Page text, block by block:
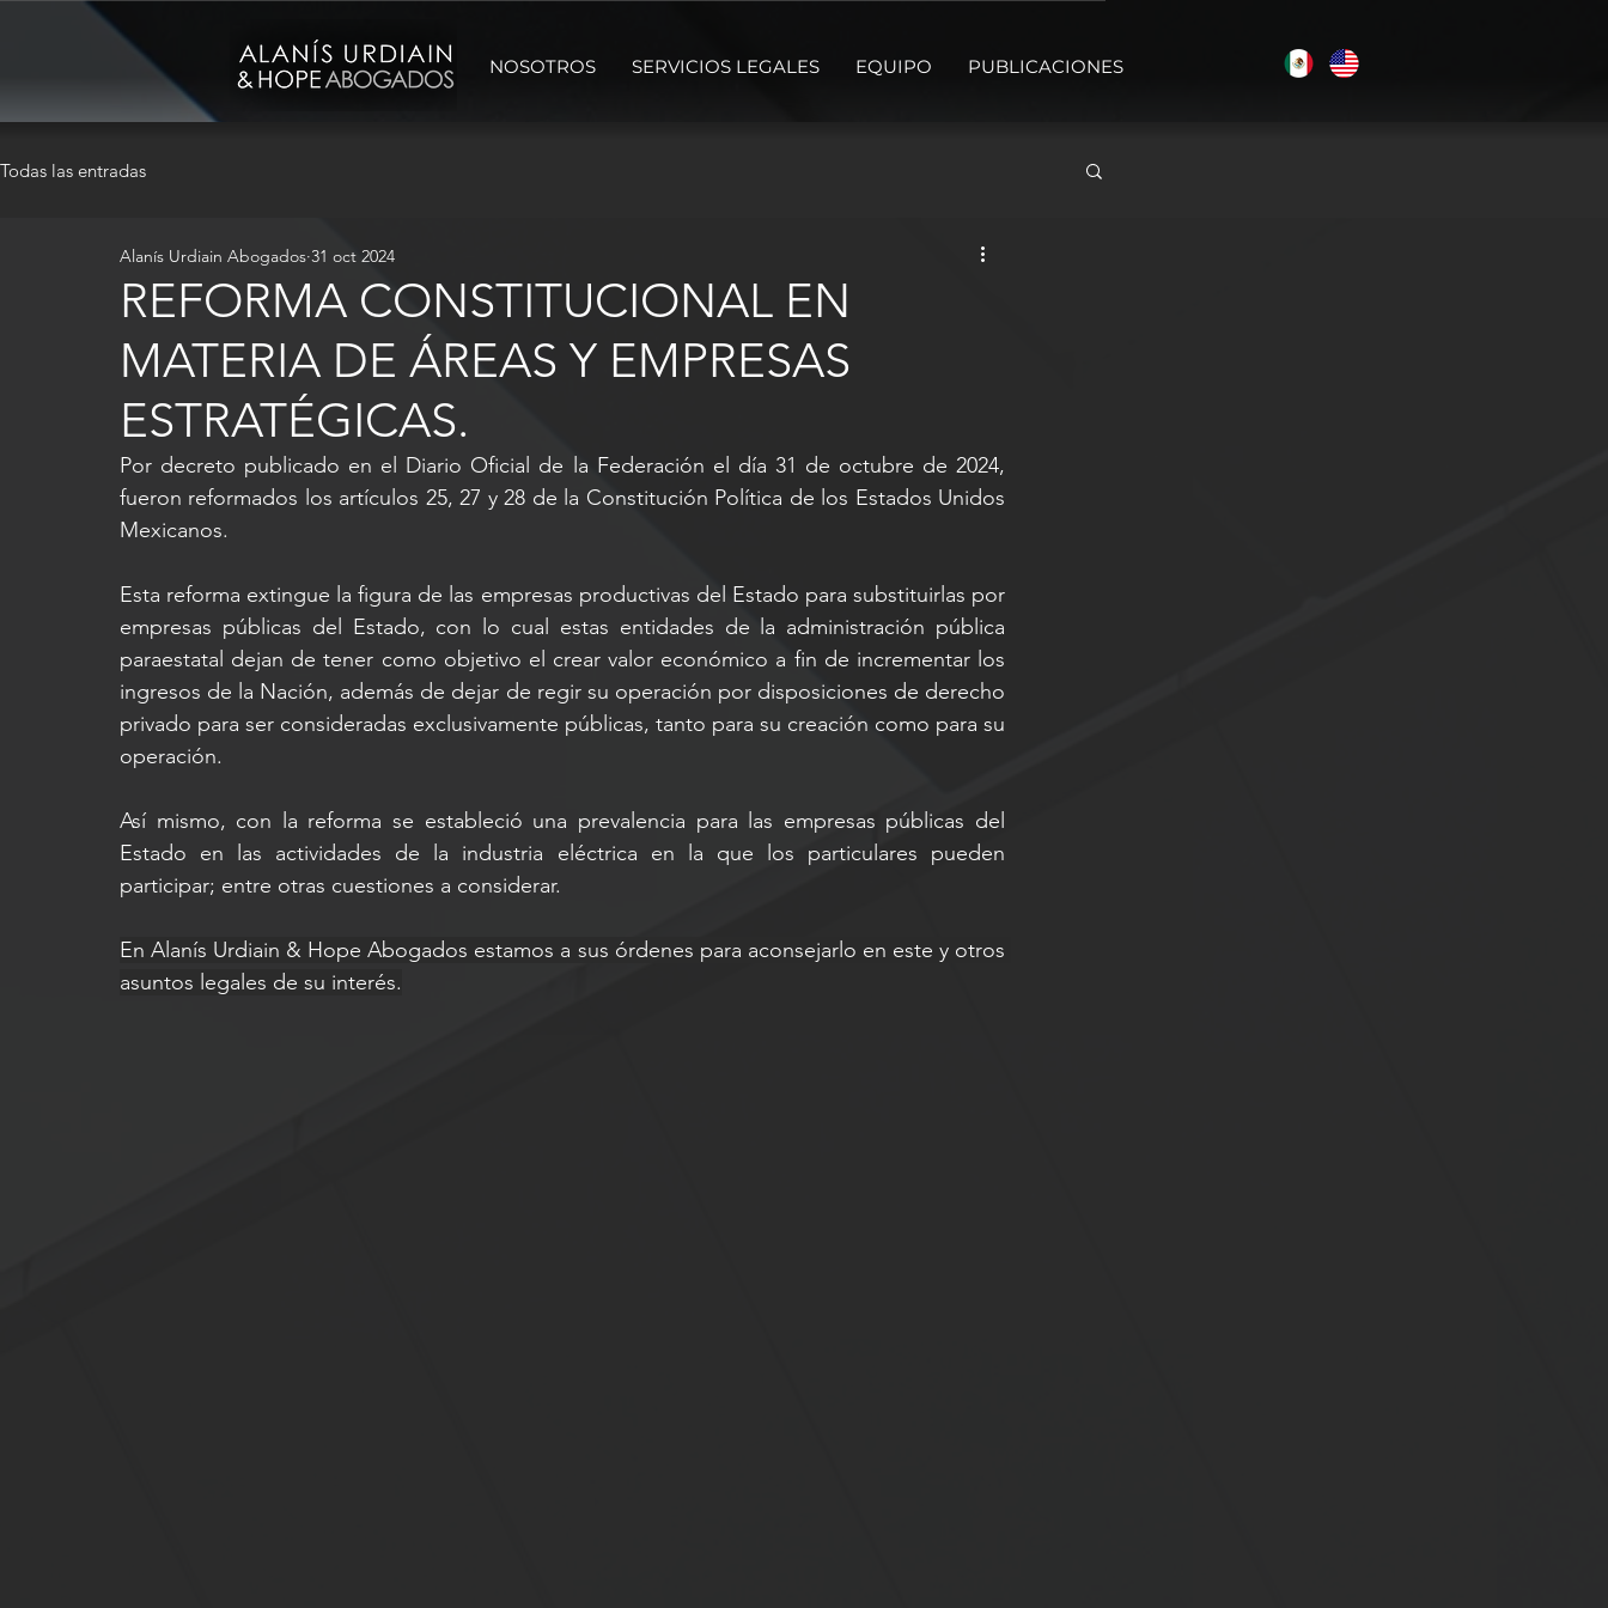
NOSOTROS SERVICIOS LEGALES EQUIPO PUBLICACIONES
Todas las entradas
REFORMA CONSTITUCIONAL EN
MATERIA DE ÁREAS Y EMPRESAS
ESTRATÉGICAS.
Alanís Urdiain Abogados 31 oct 2024
Por decreto publicado en el Diario Oficial de la Federación el día 31 de octubre de 2024,
fueron reformados los artículos 25, 27 y 28 de la Constitución Política de los Estados Unidos
Mexicanos.
Esta reforma extingue la figura de las empresas productivas del Estado para substituirlas por
empresas públicas del Estado, con lo cual estas entidades de la administración pública
paraestatal dejan de tener como objetivo el crear valor económico a fin de incrementar los
ingresos de la Nación, además de dejar de regir su operación por disposiciones de derecho
privado para ser consideradas exclusivamente públicas, tanto para su creación como para su
operación.
Así mismo, con la reforma se estableció una prevalencia para las empresas públicas del
Estado en las actividades de la industria eléctrica en la que los particulares pueden
participar; entre otras cuestiones a considerar.
En Alanís Urdiain & Hope Abogados estamos a sus órdenes para aconsejarlo en este y otros
asuntos legales de su interés.